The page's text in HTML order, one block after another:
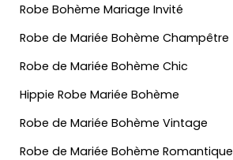
Robe Bohème Mariage Invité
Robe de Mariée Bohème Champêtre
Robe de Mariée Bohème Chic
Hippie Robe Mariée Bohème
Robe de Mariée Bohème Vintage
Robe de Mariée Bohème Romantique